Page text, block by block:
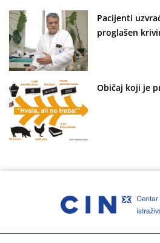
Pacijenti
proglašen
Običaj koji je